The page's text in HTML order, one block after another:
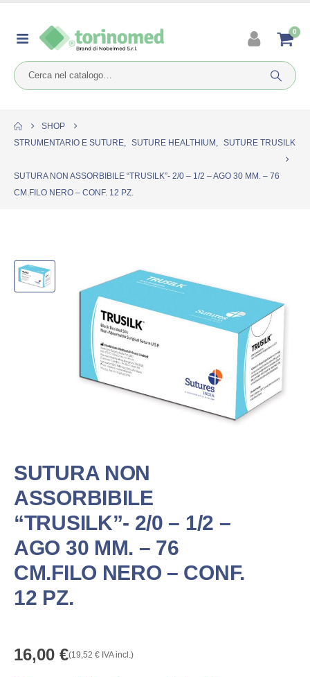
0
SHOP
STRUMENTARIO E SUTURE, SUTURE HEALTHIUM , SUTURE TRUSILK
SUTURA NON ASSORBIBILE “TRUSILK”- 2/0 – 1/2 – AGO 30 MM. – 76
CM.FILO NERO – CONF. 12 PZ.
SUTURA NON
ASSORBIBILE
“TRUSILK”- 2/0 – 1/2 –
AGO 30 MM. – 76
CM.FILO NERO – CONF.
12 PZ.
16,00 €(19,52 € IVA incl.)